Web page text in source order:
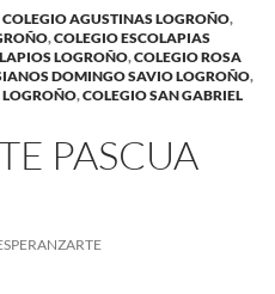
COLEGIO AGUSTINAS LOGROÑO,
,COLEGIO ESCOLAPIAS
LOGROÑO,COLEGIO ROSA
DOMINGO SAVIO LOGROÑO,
LOGROÑO,COLEGIO SAN GABRIEL
PASCUA